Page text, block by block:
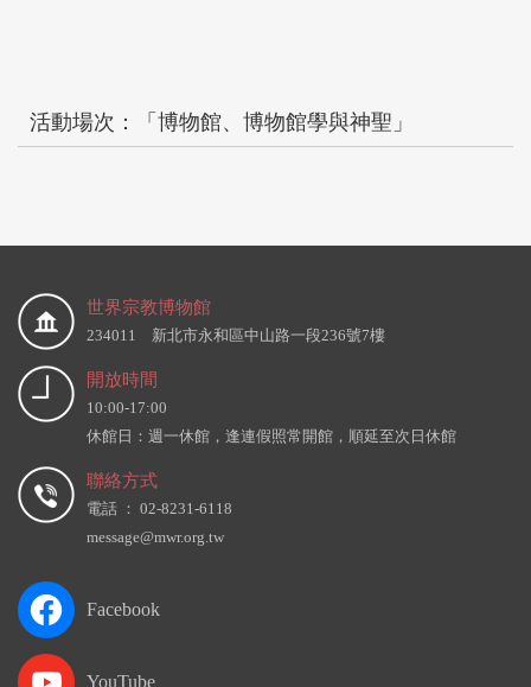
活動場次：「博物館、博物館學與神聖」
世界宗教博物館
234011 新北市永和區中山路一段236號7樓
開放時間
10:00-17:00
休館日：週一休館，逢連假照常開館，順延至次日休館
聯絡方式
電話 ： 02-8231-6118
message@mwr.org.tw
Facebook
YouTube